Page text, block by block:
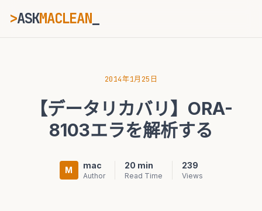
>ASKMACLEAN_
⌘K Ctrl+K
2014年1月25日
【データリカバリ】ORA-
8103エラを解析する
M mac
Author
20 min
Read Time
239
Views